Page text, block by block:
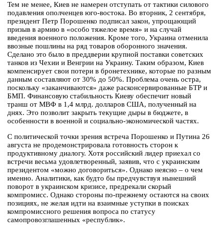
Тем не менее, Киев не намерен отступать от тактики силового
подавления ополченцев юго-востока. Во вторник, 2 сентября,
президент Петр Порошенко подписал закон, упрощающий
призыв в армию в «особо тяжелое время» и на случай
введения военного положения. Кроме того, Украина отменила
ввозные пошлины на ряд товаров оборонного значения.
Сделано это было в преддверии крупной поставки советских
танков из Чехии и Венгрии на Украину. Таким образом, Киев
компенсирует свои потери в бронетехнике, которые по разным
данным составляют от 30% до 50%. Проблема очень остра,
поскольку «заканчиваются» даже расконсервированные БТР и
БМП. Финансовую стабильность Киеву обеспечит новый
транш от МВФ в 1,4 млрд. долларов США, полученный на
днях. Это позволит закрыть текущие дыры в бюджете, в
особенности в военной и социально-экономической частях.
С политической точки зрения встреча Порошенко и Путина 26
августа не продемонстрировала готовность сторон к
продуктивному диалогу. Хотя российский лидер приехал со
встречи весьма удовлетворенный, заявив, что с украинским
президентом «можно договориться». Однако неясно – о чем
именно. Аналитики, как будто бы предчувствуя нынешний
поворот в украинском кризисе, предрекали скорый
компромисс. Однако стороны по-прежнему остаются на своих
позициях, не желая идти на взаимные уступки в поисках
компромиссного решения вопроса по статусу
самопровозглашенных «республик».